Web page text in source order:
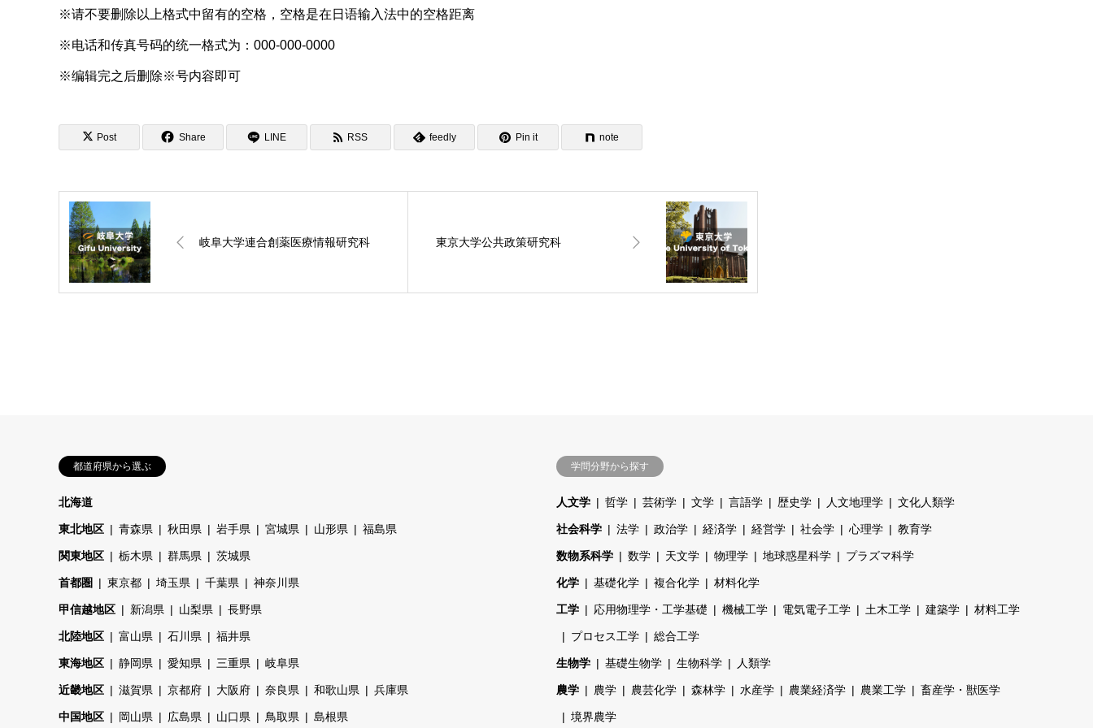
※请不要删除以上格式中留有的空格，空格是在日语输入法中的空格距离
※电话和传真号码的统一格式为：000-000-0000
※编辑完之后删除※号内容即可
Post Share LINE RSS feedly Pin it note
岐阜大学連合創薬医療情報研究科 東京大学公共政策研究科
都道府県から選ぶ
北海道
東北地区 青森県 秋田県 岩手県 宮城県 山形県 福島県
関東地区 栃木県 群馬県 茨城県
首都圏 東京都 埼玉県 千葉県 神奈川県
甲信越地区 新潟県 山梨県 長野県
北陸地区 富山県 石川県 福井県
東海地区 静岡県 愛知県 三重県 岐阜県
近畿地区 滋賀県 京都府 大阪府 奈良県 和歌山県 兵庫県
中国地区 岡山県 広島県 山口県 鳥取県 島根県
学問分野から探す
人文学 哲学 芸術学 文学 言語学 歴史学 人文地理学 文化人類学
社会科学 法学 政治学 経済学 経営学 社会学 心理学 教育学
数物系科学 数学 天文学 物理学 地球惑星科学 プラズマ科学
化学 基礎化学 複合化学 材料化学
工学 応用物理学・工学基礎 機械工学 電気電子工学 土木工学 建築学 材料工学
プロセス工学 総合工学
生物学 基礎生物学 生物科学 人類学
農学 農学 農芸化学 森林学 水産学 農業経済学 農業工学 畜産学・獣医学
境界農学